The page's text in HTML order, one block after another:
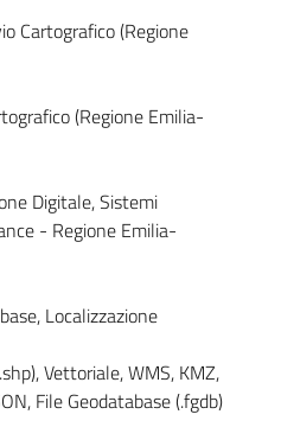
Cartografico (Regione
(Regione Emilia-
Digitale, Sistemi
- Regione Emilia-
Localizzazione
Vettoriale, WMS, KMZ,
File Geodatabase (.fgdb)